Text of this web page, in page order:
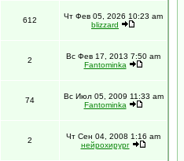
612
Чт Фев 05, 2026 10:23 am
blizzard
2
Вс Фев 17, 2013 7:50 am
Fantominka
74
Вс Июл 05, 2009 11:33 am
Fantominka
2
Чт Сен 04, 2008 1:16 am
нейрохирург